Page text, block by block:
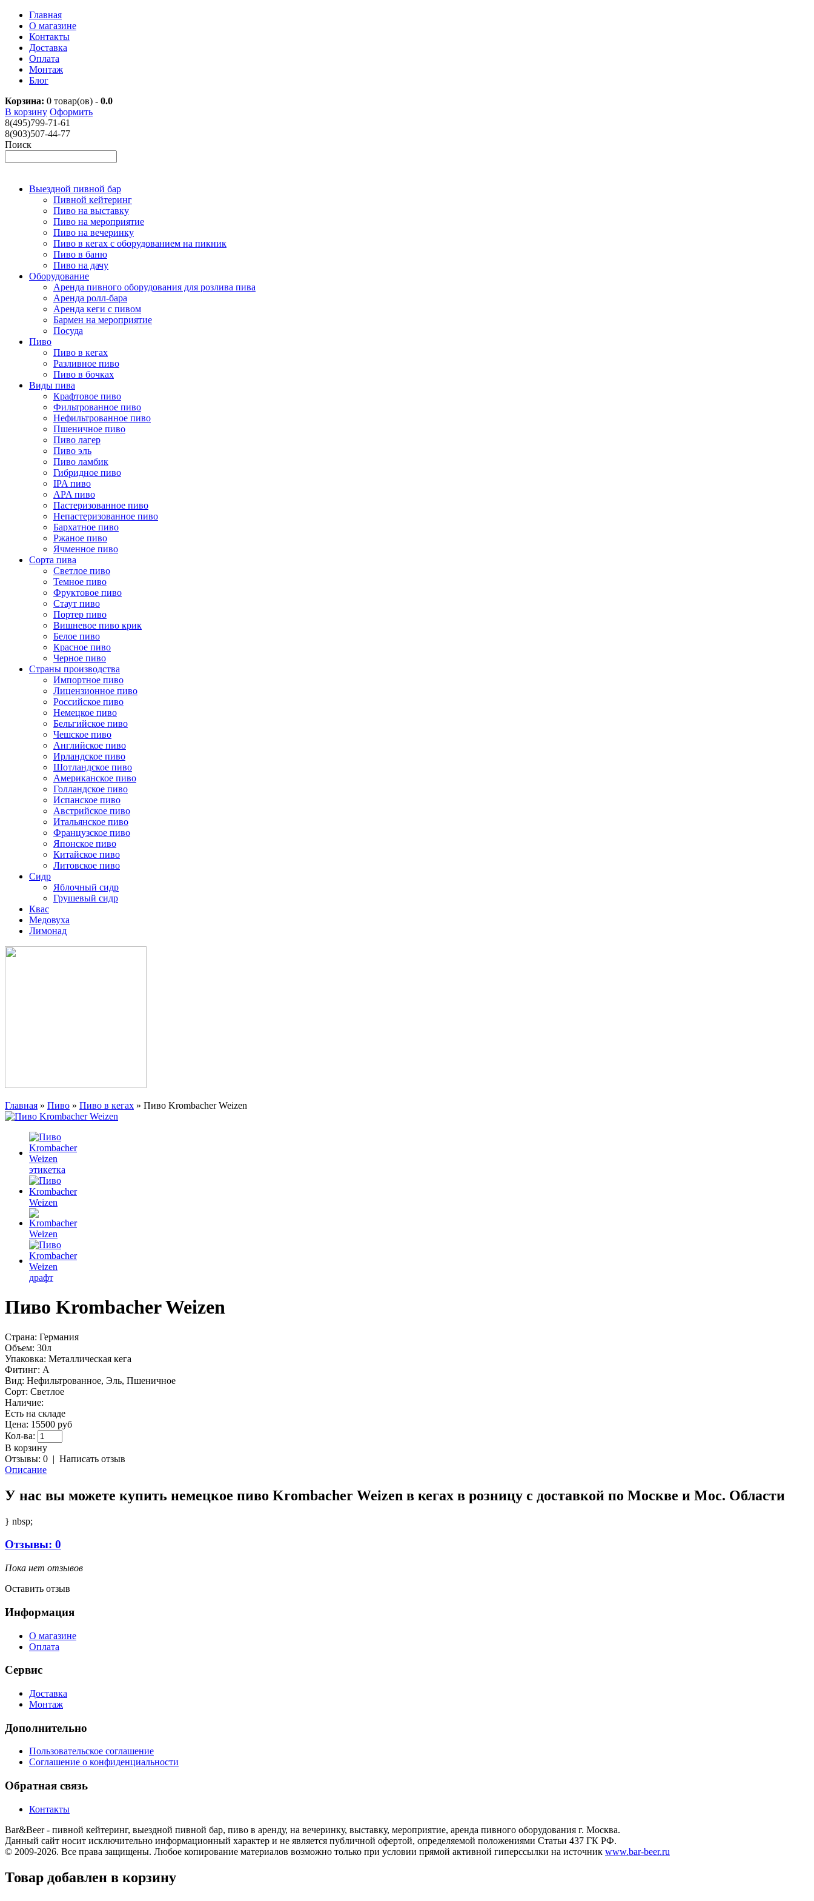
Главная
О магазине
Контакты
Доставка
Оплата
Монтаж
Блог
Корзина: 0 товар(ов) - 0.0
В корзину Оформить
8(495)799-71-61
8(903)507-44-77
Поиск
Выездной пивной бар
Пивной кейтеринг
Пиво на выставку
Пиво на мероприятие
Пиво на вечеринку
Пиво в кегах с оборудованием на пикник
Пиво в баню
Пиво на дачу
Оборудование
Аренда пивного оборудования для розлива пива
Аренда ролл-бара
Аренда кеги с пивом
Бармен на мероприятие
Посуда
Пиво
Пиво в кегах
Разливное пиво
Пиво в бочках
Виды пива
Крафтовое пиво
Фильтрованное пиво
Нефильтрованное пиво
Пшеничное пиво
Пиво лагер
Пиво эль
Пиво ламбик
Гибридное пиво
IPA пиво
APA пиво
Пастеризованное пиво
Непастеризованное пиво
Бархатное пиво
Ржаное пиво
Ячменное пиво
Сорта пива
Светлое пиво
Темное пиво
Фруктовое пиво
Стаут пиво
Портер пиво
Вишневое пиво крик
Белое пиво
Красное пиво
Черное пиво
Страны производства
Импортное пиво
Лицензионное пиво
Российское пиво
Немецкое пиво
Бельгийское пиво
Чешское пиво
Английское пиво
Ирландское пиво
Шотландское пиво
Американское пиво
Голландское пиво
Испанское пиво
Австрийское пиво
Итальянское пиво
Французское пиво
Японское пиво
Китайское пиво
Литовское пиво
Сидр
Яблочный сидр
Грушевый сидр
Квас
Медовуха
Лимонад
Главная » Пиво » Пиво в кегах » Пиво Krombacher Weizen
Пиво Krombacher Weizen
Страна: Германия
Объем: 30л
Упаковка: Металлическая кега
Фитинг: A
Вид: Нефильтрованное, Эль, Пшеничное
Сорт: Светлое
Наличие:
Есть на складе
Цена: 15500 руб
Кол-ва:
В корзину
Отзывы: 0 | Написать отзыв
Описание
У нас вы можете купить немецкое пиво Krombacher Weizen в кегах в розницу с доставкой по Москве и Мос. Области
} nbsp;
Отзывы: 0
Пока нет отзывов
Оставить отзыв
Информация
О магазине
Оплата
Сервис
Доставка
Монтаж
Дополнительно
Пользовательское соглашение
Соглашение о конфиденциальности
Обратная связь
Контакты
Bar&Beer - пивной кейтеринг, выездной пивной бар, пиво в аренду, на вечеринку, выставку, мероприятие, аренда пивного оборудования г. Москва.
Данный сайт носит исключительно информационный характер и не является публичной офертой, определяемой положениями Статьи 437 ГК РФ.
© 2009-2026. Все права защищены. Любое копирование материалов возможно только при условии прямой активной гиперссылки на источник www.bar-beer.ru
Товар добавлен в корзину